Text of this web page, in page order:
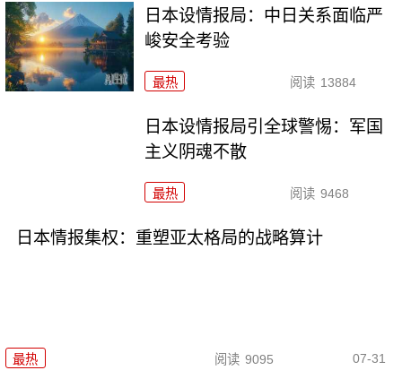
日本设情报局：中日关系面临严
峻安全考验
最热 阅读 13884
日本设情报局引全球警惕：军国
主义阴魂不散
最热 阅读 9468
日本情报集权：重塑亚太格局的战略算计
最热 阅读 9095 07-31